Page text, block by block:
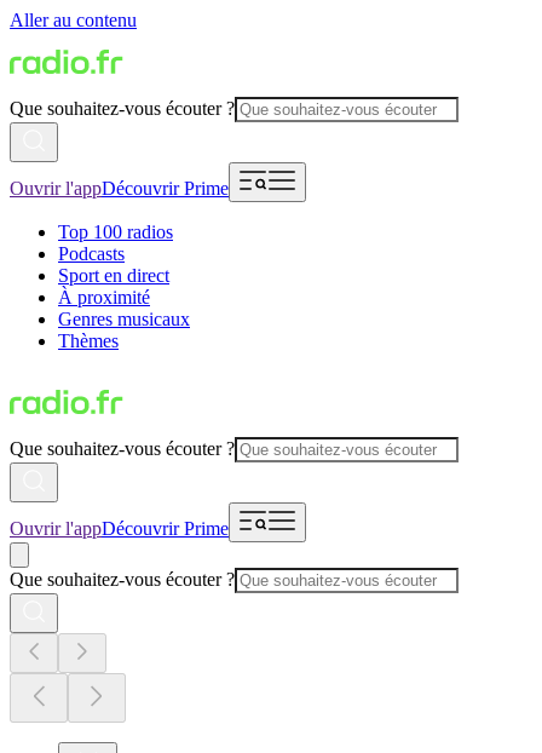
Aller au contenu
Que souhaitez-vous écouter ?
Ouvrir l'appDécouvrir Prime
Top 100 radios
Podcasts
Sport en direct
À proximité
Genres musicaux
Thèmes
Que souhaitez-vous écouter ?
Ouvrir l'appDécouvrir Prime
Que souhaitez-vous écouter ?